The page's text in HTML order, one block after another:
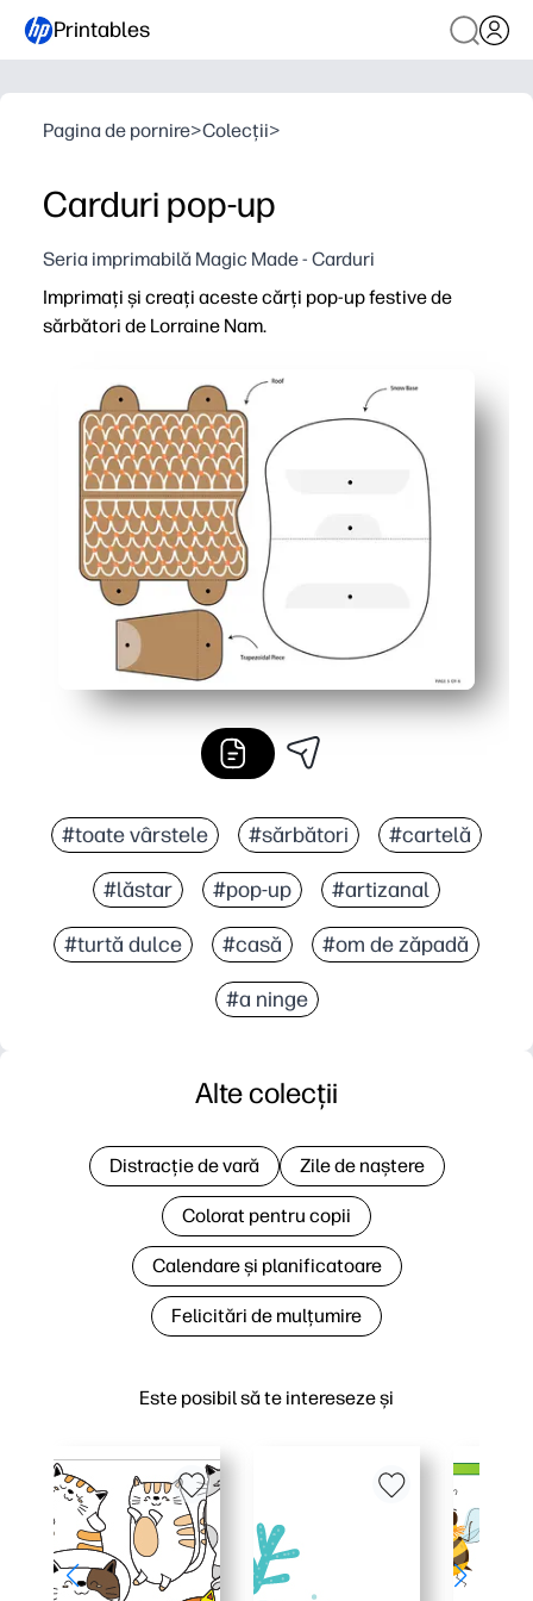
Printables
Pagina de pornire>Colecții>
Carduri pop-up
Seria imprimabilă Magic Made - Carduri
Imprimați și creați aceste cărți pop-up festive de
sărbători de Lorraine Nam.
Gata în câteva minute - trebuie doar să imprimați, să
Angajează toate vârstele - meșteșugul practic
Prietenos la clasă și pentru familie - configurare
Suveniri demne de cadou - modelele robuste arată
#toate vârstele #sărbători #cartelă
#lăstar #pop-up #artizanal
#turtă dulce #casă #om de zăpadă
#a ninge
Este posibil să te intereseze și
Alte colecții
Distracție de vară Zile de naștere
Colorat pentru copii
Calendare și planificatoare
Felicitări de mulțumire